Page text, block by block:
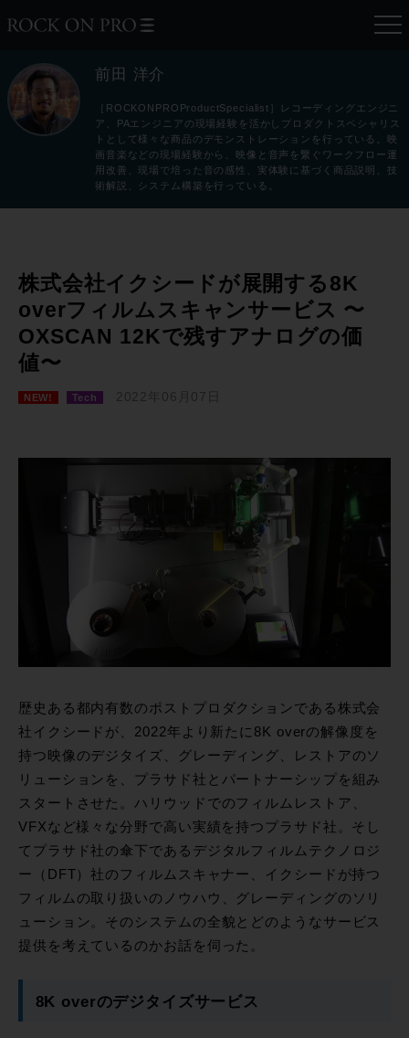
前田 洋介
［ROCKONPROProductSpecialist］レコーディングエンジニ
ア、PAエンジニアの現場経験を活かしプロダクトスペシャリス
トとして様々な商品のデモンストレーションを行っている。映
画音楽などの現場経験から、映像と音声を繋ぐワークフロー運
用改善、現場で培った音の感性、実体験に基づく商品説明、技
術解説、システム構築を行っている。
株式会社イクシードが展開する8K
overフィルムスキャンサービス 〜
OXSCAN 12Kで残すアナログの価
値〜
NEW! Tech 2022年06月07日
歴史ある都内有数のポストプロダクションである株式会
社イクシードが、2022年より新たに8K overの解像度を
持つ映像のデジタイズ、グレーディング、レストアのソ
リューションを、プラサド社とパートナーシップを組み
スタートさせた。ハリウッドでのフィルムレストア、
VFXなど様々な分野で高い実績を持つプラサド社。そし
てプラサド社の傘下であるデジタルフィルムテクノロジ
ー（DFT）社のフィルムスキャナー、イクシードが持つ
フィルムの取り扱いのノウハウ、グレーディングのソリ
ューション。そのシステムの全貌とどのようなサービス
提供を考えているのかお話を伺った。
8K overのデジタイズサービス